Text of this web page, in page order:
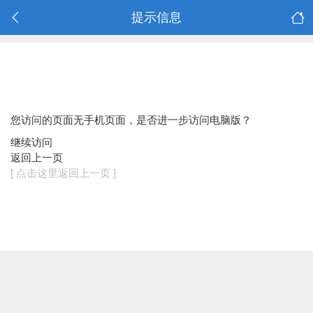
提示信息
您访问的页面无手机页面，是否进一步访问电脑版？
继续访问
返回上一页
[ 点击这里返回上一页 ]